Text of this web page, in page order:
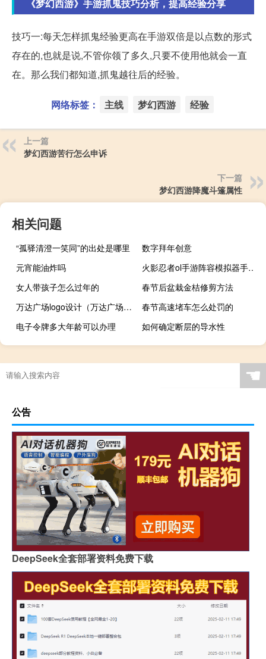
《梦幻西游》手游抓鬼技巧分析，提高经验分享
技巧一:每天怎样抓鬼经验更高在手游双倍是以点数的形式
存在的,也就是说,不管你领了多久,只要不使用他就会一直
在。那么我们都知道,抓鬼越往后的经验。
网络标签： 主线 梦幻西游 经验
上一篇
梦幻西游苦行怎么申诉
下一篇
梦幻西游降魔斗篷属性
相关问题
“孤驿清澄一笑同”的出处是哪里
数字拜年创意
元宵能油炸吗
火影忍者ol手游阵容模拟器手机版（火隐忍者ol阵容模拟器）
女人带孩子怎么过年的
春节后盆栽金桔修剪方法
万达广场logo设计（万达广场logo）
春节高速堵车怎么处罚的
电子令牌多大年龄可以办理
如何确定断层的导水性
☚
公告
DeepSeek全套部署资料免费下载